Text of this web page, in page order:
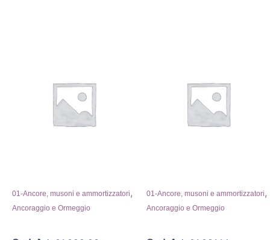
01-Ancore, musoni e ammortizzatori,
Ancoraggio e Ormeggio
01-Ancore, musoni e ammortizzatori,
Ancoraggio e Ormeggio